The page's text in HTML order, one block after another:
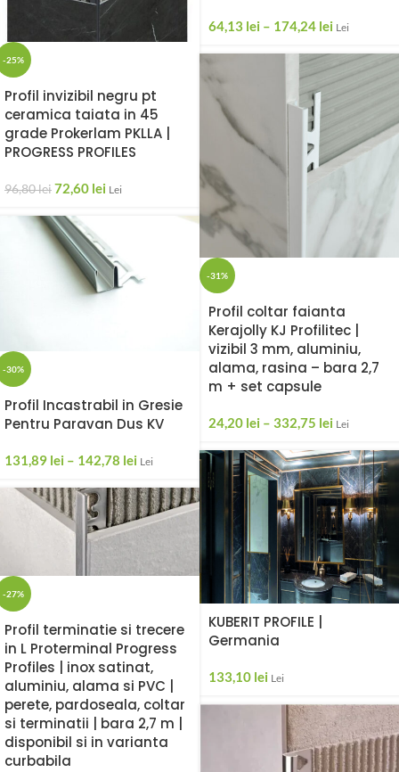
64,13 lei – 174,24 lei Lei
-25%
Profil invizibil negru pt
ceramica taiata in 45
grade Prokerlam PKLLA |
PROGRESS PROFILES
96,80lei72,60 lei Lei
-31%
Profil coltar faianta
Kerajolly KJ Profilitec |
vizibil 3 mm, aluminiu,
alama, rasina – bara 2,7
m + set capsule
24,20 lei – 332,75 lei Lei
-30%
Profil Incastrabil in Gresie
Pentru Paravan Dus KV
131,89 lei – 142,78 lei Lei
KUBERIT PROFILE |
Germania
133,10 lei Lei
-27%
Profil terminatie si trecere
in L Proterminal Progress
Profiles | inox satinat,
aluminiu, alama si PVC |
perete, pardoseala, coltar
si terminatii | bara 2,7 m |
disponibil si in varianta
curbabila